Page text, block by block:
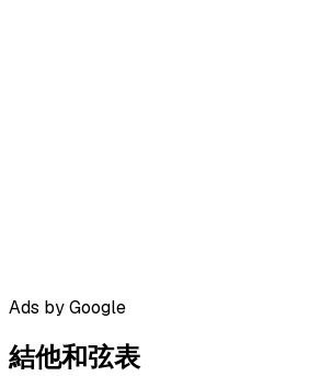
Ads by Google
結他和弦表